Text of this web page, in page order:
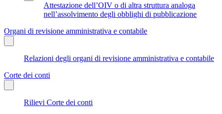
Attestazione dell’OIV o di altra struttura analoga
nell’assolvimento degli obblighi di pubblicazione
Organi di revisione amministrativa e contabile
Relazioni degli organi di revisione amministrativa e contabile
Corte dei conti
Rilievi Corte dei conti